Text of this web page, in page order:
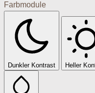
Farbmodule
Dunkler Kontrast Heller